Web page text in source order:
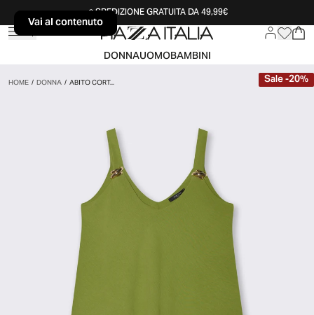
Vai al contenutoSPEDIZIONE GRATUITA DA 49,99€
DONNAUOMOBAMBINI
HOME/DONNA/ABITO CORT... Sale-20%
Vai al contenuto